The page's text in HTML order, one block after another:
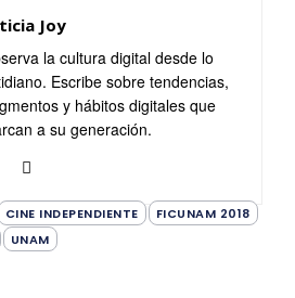
Joy
la cultura digital desde lo
Escribe sobre tendencias,
y hábitos digitales que
a su generación.
CINE INDEPENDIENTE
FICUNAM 2018
UNAM